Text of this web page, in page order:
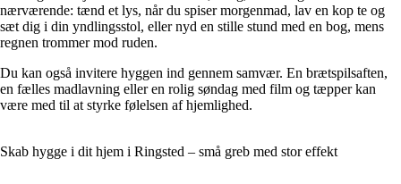
nærværende: tænd et lys, når du spiser morgenmad, lav en kop te og
sæt dig i din yndlingsstol, eller nyd en stille stund med en bog, mens
regnen trommer mod ruden.
Du kan også invitere hyggen ind gennem samvær. En brætspilsaften,
en fælles madlavning eller en rolig søndag med film og tæpper kan
være med til at styrke følelsen af hjemlighed.
Skab hygge i dit hjem i Ringsted – små greb med stor effekt